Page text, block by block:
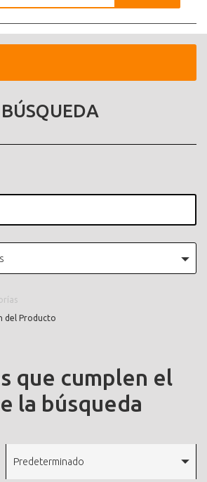
BÚSQUEDA
del Producto
que cumplen el
la búsqueda
Predeterminado